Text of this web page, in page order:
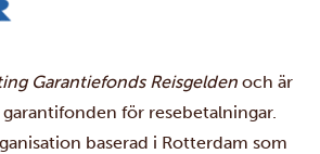
Garantiefonds Reisgelden och är
för resebetalningar.
baserad i Rotterdam som